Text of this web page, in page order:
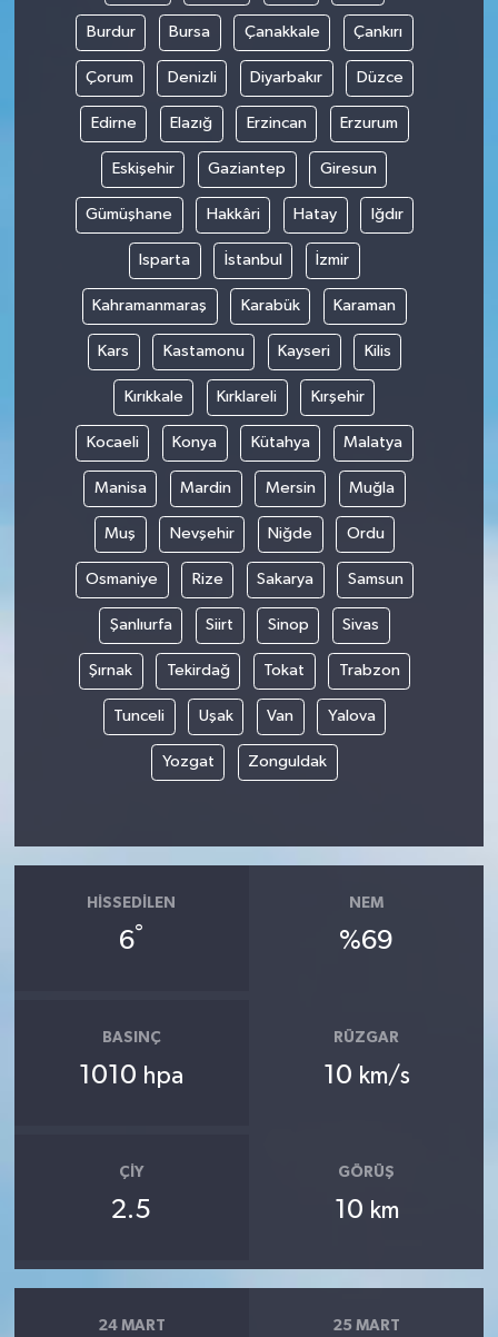
Burdur Bursa Çanakkale Çankırı
Çorum Denizli Diyarbakır Düzce
Edirne Elazığ Erzincan Erzurum
Eskişehir Gaziantep Giresun
Gümüşhane Hakkâri Hatay Iğdır
Isparta İstanbul İzmir
Kahramanmaraş Karabük Karaman
Kars Kastamonu Kayseri Kilis
Kırıkkale Kırklareli Kırşehir
Kocaeli Konya Kütahya Malatya
Manisa Mardin Mersin Muğla
Muş Nevşehir Niğde Ordu
Osmaniye Rize Sakarya Samsun
Şanlıurfa Siirt Sinop Sivas
Şırnak Tekirdağ Tokat Trabzon
Tunceli Uşak Van Yalova
Yozgat Zonguldak
HISSEDILEN
6°
NEM
%69
BASINÇ
1010 hpa
RÜZGAR
10 km/s
ÇIY
2.5
GÖRÜŞ
10 km
24 MART 25 MART